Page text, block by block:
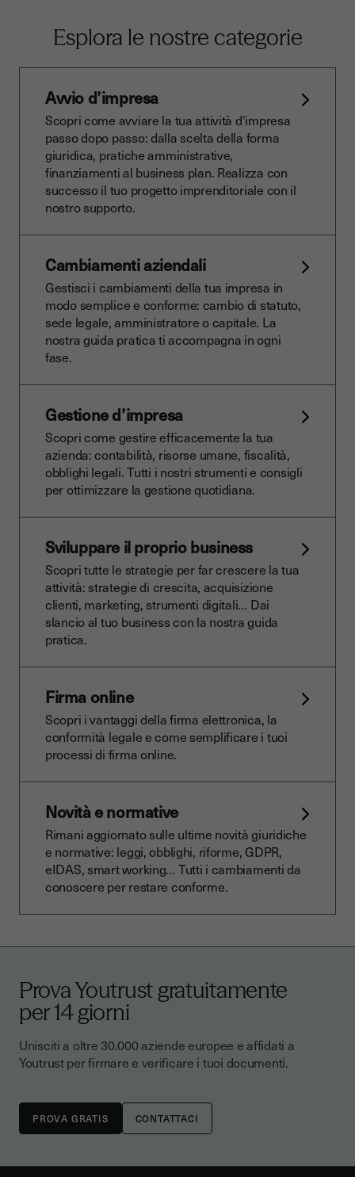
Esplora le nostre categorie
Avvio d’impresa
Scopri come avviare la tua attività d'impresa
passo dopo passo: dalla scelta della forma
giuridica, pratiche amministrative,
finanziamenti al business plan. Realizza con
successo il tuo progetto imprenditoriale con il
nostro supporto.
Cambiamenti aziendali
Gestisci i cambiamenti della tua impresa in
modo semplice e conforme: cambio di statuto,
sede legale, amministratore o capitale. La
nostra guida pratica ti accompagna in ogni
fase.
Gestione d’impresa
Scopri come gestire efficacemente la tua
azienda: contabilità, risorse umane, fiscalità,
obblighi legali. Tutti i nostri strumenti e consigli
per ottimizzare la gestione quotidiana.
Sviluppare il proprio business
Scopri tutte le strategie per far crescere la tua
attività: strategie di crescita, acquisizione
clienti, marketing, strumenti digitali… Dai
slancio al tuo business con la nostra guida
pratica.
Firma online
Scopri i vantaggi della firma elettronica, la
conformità legale e come semplificare i tuoi
processi di firma online.
Novità e normative
Rimani aggiornato sulle ultime novità giuridiche
e normative: leggi, obblighi, riforme, GDPR,
eIDAS, smart working… Tutti i cambiamenti da
conoscere per restare conforme.
Prova Youtrust gratuitamente
per 14 giorni
Unisciti a oltre 30.000 aziende europee e affidati a
Youtrust per firmare e verificare i tuoi documenti.
CONTATTACI